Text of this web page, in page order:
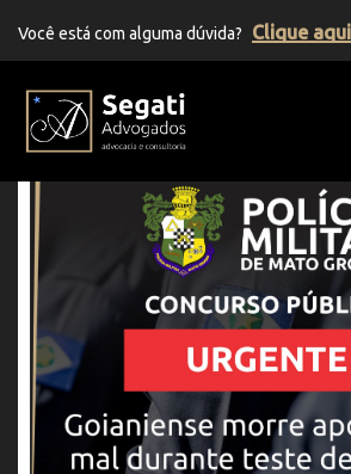
Você está com alguma dúvida? Clique aqui